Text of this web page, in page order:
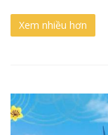
Xem nhiều hơn